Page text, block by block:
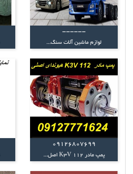
------
لوازم ماشین آلات سنگ...
09126807699
پمپ مادر K3V 112 اصل...